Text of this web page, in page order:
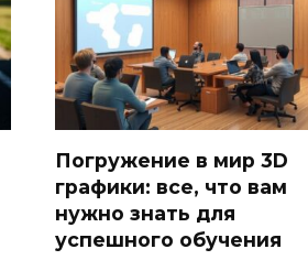
Погружение в мир 3D
графики: все, что вам
нужно знать для
успешного обучения